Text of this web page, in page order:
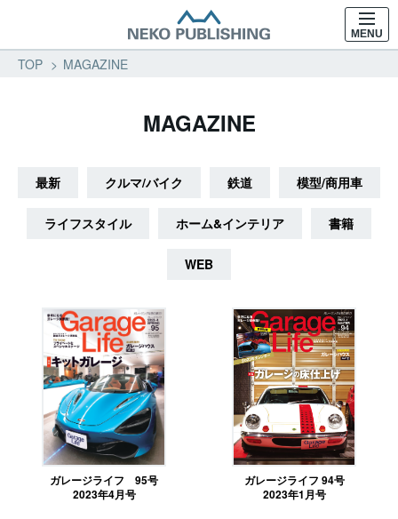
MENU
TOP MAGAZINE
MAGAZINE
最新 クルマ/バイク 鉄道 模型/商用車
ライフスタイル ホーム&インテリア 書籍
WEB
ガレージライフ 95号
2023年4月号
ガレージライフ 94号
2023年1月号